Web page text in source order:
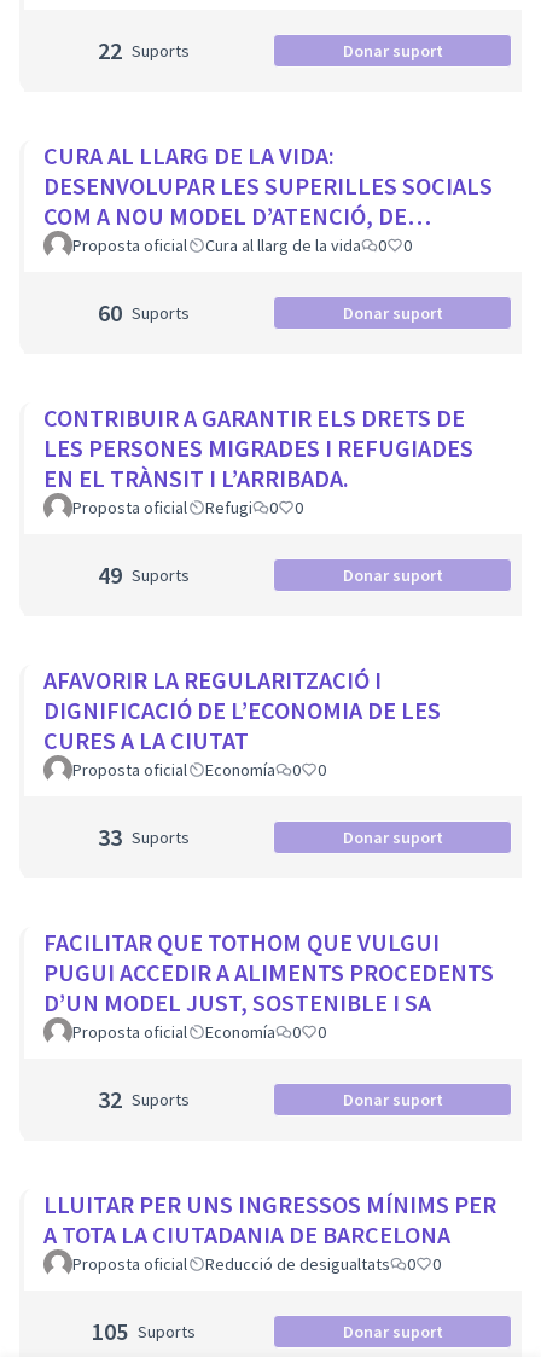
22 Suports Donar suport
CURA AL LLARG DE LA VIDA:
DESENVOLUPAR LES SUPERILLES SOCIALS
COM A NOU MODEL D’ATENCIÓ, DE
PROXIMITAT I COMUNITARI.
Proposta oficial Cura al llarg de la vida 0 0
60 Suports Donar suport
CONTRIBUIR A GARANTIR ELS DRETS DE
LES PERSONES MIGRADES I REFUGIADES
EN EL TRÀNSIT I L’ARRIBADA.
Proposta oficial Refugi 0 0
49 Suports Donar suport
AFAVORIR LA REGULARITZACIÓ I
DIGNIFICACIÓ DE L’ECONOMIA DE LES
CURES A LA CIUTAT
Proposta oficial Economía 0 0
33 Suports Donar suport
FACILITAR QUE TOTHOM QUE VULGUI
PUGUI ACCEDIR A ALIMENTS PROCEDENTS
D’UN MODEL JUST, SOSTENIBLE I SA
Proposta oficial Economía 0 0
32 Suports Donar suport
LLUITAR PER UNS INGRESSOS MÍNIMS PER
A TOTA LA CIUTADANIA DE BARCELONA
Proposta oficial Reducció de desigualtats 0 0
105 Suports Donar suport